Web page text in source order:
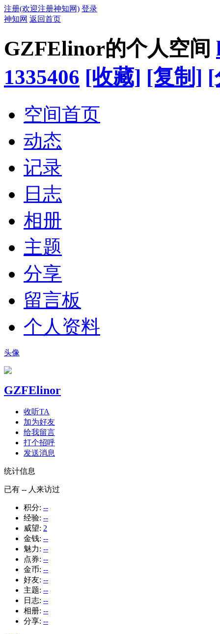
注册(欢迎注册神知网) 登录
神知网 返回首页
GZFElinor的个人空间
1335406 [收藏] [复制] [
空间首页
动态
记录
日志
相册
主题
分享
留言板
个人资料
头像
GZFElinor
收听TA
加为好友
给我留言
打个招呼
发送消息
统计信息
已有 -- 人来访过
积分: --
经验: --
威望: 2
金钱: --
魅力: --
点券: --
金币: --
好友: --
主题: --
日志: --
相册: --
分享: --